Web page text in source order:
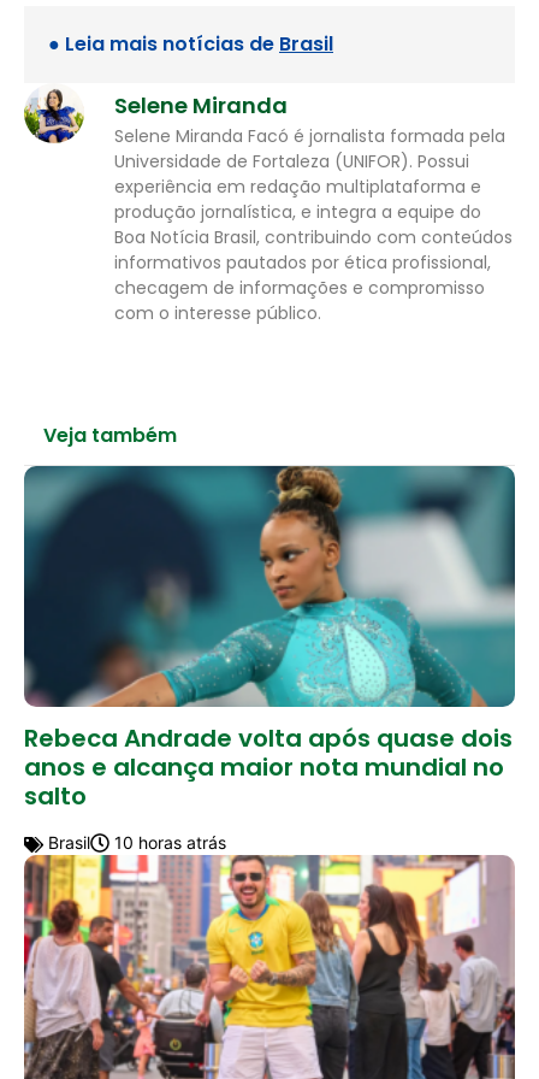
● Leia mais notícias de Brasil
Selene Miranda
Selene Miranda Facó é jornalista formada pela
Universidade de Fortaleza (UNIFOR). Possui
experiência em redação multiplataforma e
produção jornalística, e integra a equipe do
Boa Notícia Brasil, contribuindo com conteúdos
informativos pautados por ética profissional,
checagem de informações e compromisso
com o interesse público.
Veja também
Rebeca Andrade volta após quase dois
anos e alcança maior nota mundial no
salto
Brasil 10 horas atrás